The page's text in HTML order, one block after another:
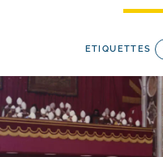
ETIQUETTES